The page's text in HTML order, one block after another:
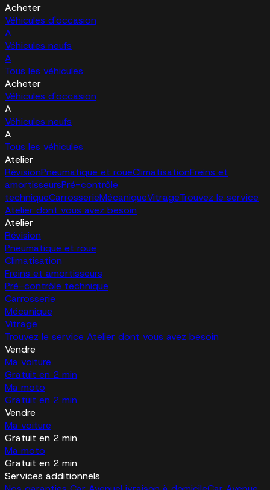
Acheter
Véhicules d'occasion
A
Véhicules neufs
A
Tous les véhicules
Acheter
Véhicules d'occasion
A
Véhicules neufs
A
Tous les véhicules
Atelier
RévisionPneumatique et roueClimatisationFreins et
amortisseursPré-contrôle
techniqueCarrosserieMécaniqueVitrageTrouvez le service
Atelier dont vous avez besoin
Atelier
Révision
Pneumatique et roue
Climatisation
Freins et amortisseurs
Pré-contrôle technique
Carrosserie
Mécanique
Vitrage
Trouvez le service Atelier dont vous avez besoin
Vendre
Ma voiture
Gratuit en 2 min
Ma moto
Gratuit en 2 min
Vendre
Ma voiture
Gratuit en 2 min
Ma moto
Gratuit en 2 min
Services additionnels